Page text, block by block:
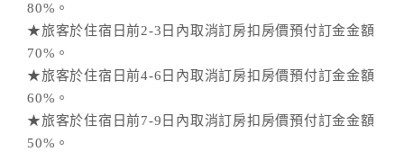
80%。
★旅客於住宿日前2-3日內取消訂房扣房價預付訂金金額
70%。
★旅客於住宿日前4-6日內取消訂房扣房價預付訂金金額
60%。
★旅客於住宿日前7-9日內取消訂房扣房價預付訂金金額
50%。